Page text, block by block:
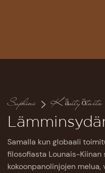
Suphini Käsityötaito
Samalla kun globaali
filosofiasta Lounais-Kiinan
kokoonpanolinjojen